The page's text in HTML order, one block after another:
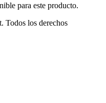
para este producto.
Todos los derechos